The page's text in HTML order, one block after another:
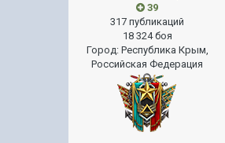
39
317 публикаций
18 324 боя
Город: Республика Крым,
Российская Федерация